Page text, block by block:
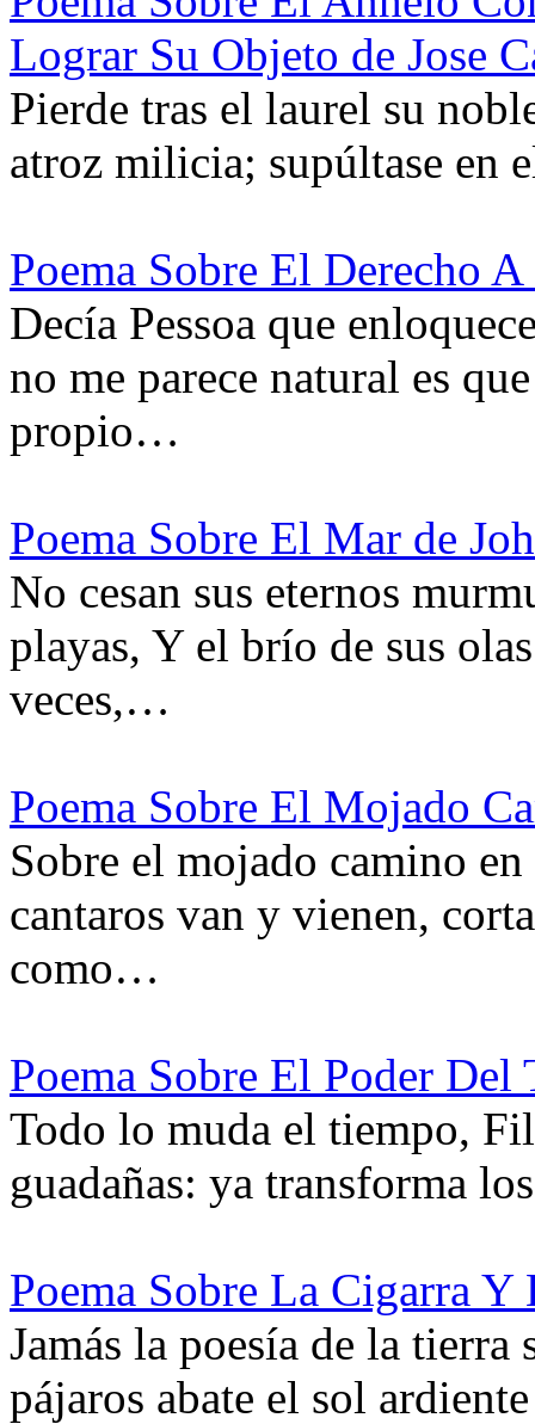
Lograr Su Objeto de Jose
Pierde tras el laurel su
atroz milicia; supúltase en
Poema Sobre El Derecho
Decía Pessoa que
no me parece natural es
propio…
Poema Sobre El Mar de
No cesan sus eternos
playas, Y el brío de sus
veces,…
Poema Sobre El Mojado
Sobre el mojado camino
cantaros van y vienen,
como…
Poema Sobre El Poder Del
Todo lo muda el tiempo,
guadañas: ya transforma
Poema Sobre La Cigarra
Jamás la poesía de la
pájaros abate el sol